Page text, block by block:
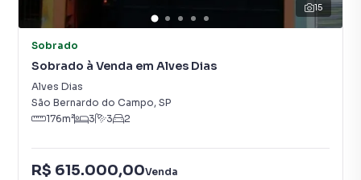
15
Sobrado
Sobrado à Venda em Alves Dias
Alves Dias
São Bernardo do Campo, SP
176m² 3 3 2
R$ 615.000,00Venda